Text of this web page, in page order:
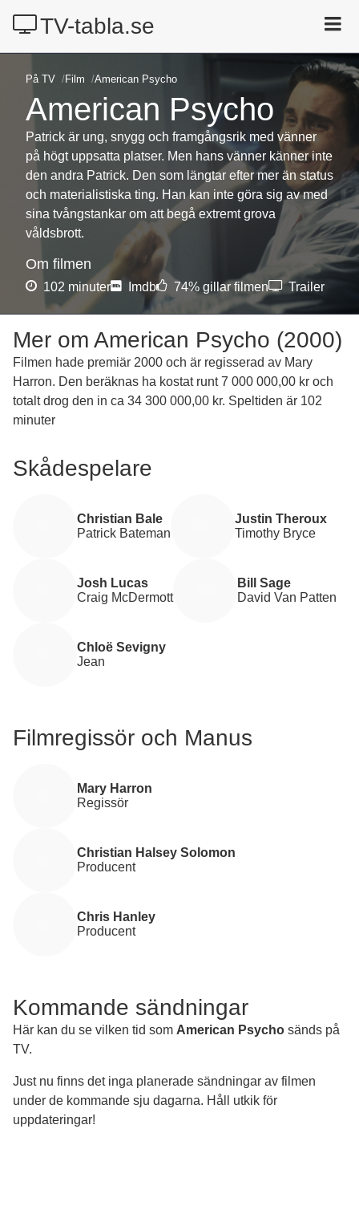
TV-tabla.se
Kanaler
Film
Sport
Streaming
Sök
På TV Film American Psycho
American Psycho
Patrick är ung, snygg och framgångsrik med vänner
på högt uppsatta platser. Men hans vänner känner inte
den andra Patrick. Den som längtar efter mer än status
och materialistiska ting. Han kan inte göra sig av med
sina tvångstankar om att begå extremt grova
våldsbrott.
Om filmen
102 minuter Imdb 74% gillar filmen Trailer
Mer om American Psycho (2000)
Filmen hade premiär 2000 och är regisserad av Mary
Harron. Den beräknas ha kostat runt 7 000 000,00 kr och
totalt drog den in ca 34 300 000,00 kr. Speltiden är 102
minuter
Skådespelare
Christian Bale
Patrick Bateman
Justin Theroux
Timothy Bryce
Josh Lucas
Craig McDermott
Bill Sage
David Van Patten
Chloë Sevigny
Jean
Filmregissör och Manus
Mary Harron
Regissör
Christian Halsey Solomon
Producent
Chris Hanley
Producent
Kommande sändningar
Här kan du se vilken tid som American Psycho sänds på
TV.
Just nu finns det inga planerade sändningar av filmen
under de kommande sju dagarna. Håll utkik för
uppdateringar!